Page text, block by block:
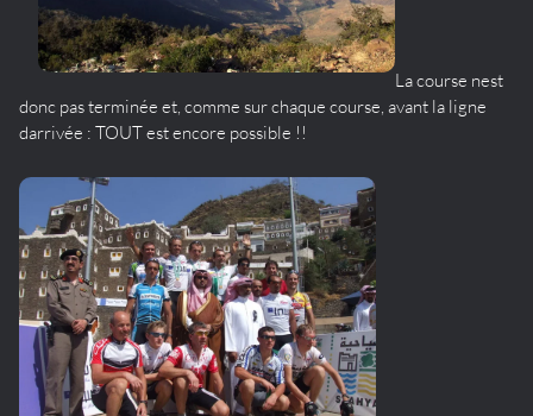
La course nest
donc pas terminée et, comme sur chaque course, avant la ligne
darrivée : TOUT est encore possible !!